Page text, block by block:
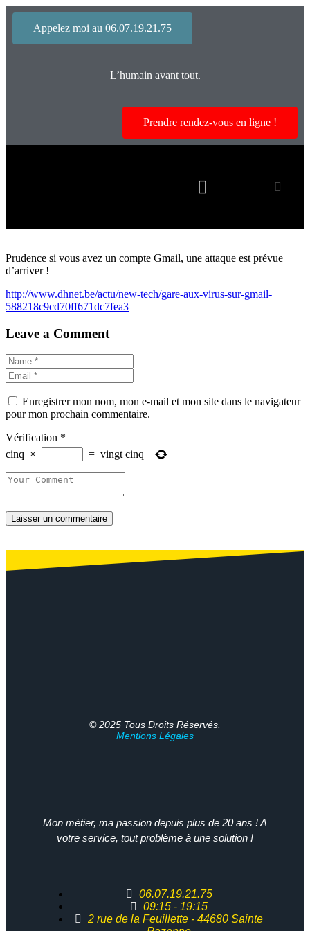
Appelez moi au 06.07.19.21.75
L’humain avant tout.
Prendre rendez-vous en ligne !
Prudence si vous avez un compte Gmail, une attaque est prévue
d’arriver !
http://www.dhnet.be/actu/new-tech/gare-aux-virus-sur-gmail-
588218c9cd70ff671dc7fea3
Leave a Comment
Enregistrer mon nom, mon e-mail et mon site dans le navigateur
pour mon prochain commentaire.
Vérification *
cinq × = vingt cinq
Laisser un commentaire
© 2025 Tous Droits Réservés.
Mentions Légales
Mon métier, ma passion depuis plus de 20 ans ! A
votre service, tout problème à une solution !
06.07.19.21.75
09:15 - 19:15
2 rue de la Feuillette - 44680 Sainte